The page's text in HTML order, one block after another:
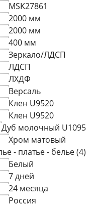
MSK27861
2000 мм
2000 мм
400 мм
Зеркало/ЛДСП
ЛДСП
ЛХДФ
Версаль
Клен U9520
Клен U9520
Дуб молочный U1095
Хром матовый
- платье - белье (4)
Белый
7 дней
24 месяца
Россия